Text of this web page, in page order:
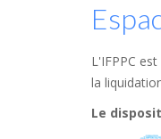
L'IFPPC
la
Le